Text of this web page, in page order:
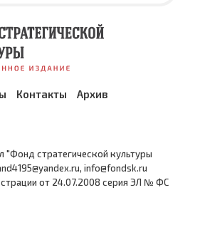
Контакты Архив
"Фонд стратегической культуры
info@fondsk.ru
от 24.07.2008 серия ЭЛ № ФС